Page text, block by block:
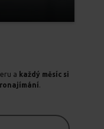
a každý měsíc si
.